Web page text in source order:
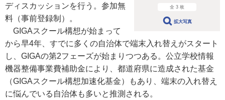
全 3 枚
拡大写真
ディスカッションを行う。参加無
料（事前登録制）。
GIGAスクール構想が始まって
から早4年、すでに多くの自治体で端末入れ替えがスタート
し、GIGAの第2フェーズが始まりつつある。公立学校情報
機器整備事業費補助金により、都道府県に造成された基金
（GIGAスクール構想加速化基金）もあり、端末の入れ替え
に悩んでいる自治体も多いと推測される。